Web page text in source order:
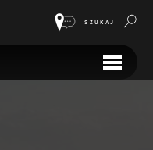
SZUKAJ